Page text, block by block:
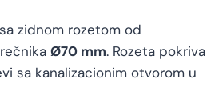
zidnom rozetom od
Ø70 mm. Rozeta pokriva
sa kanalizacionim otvorom u